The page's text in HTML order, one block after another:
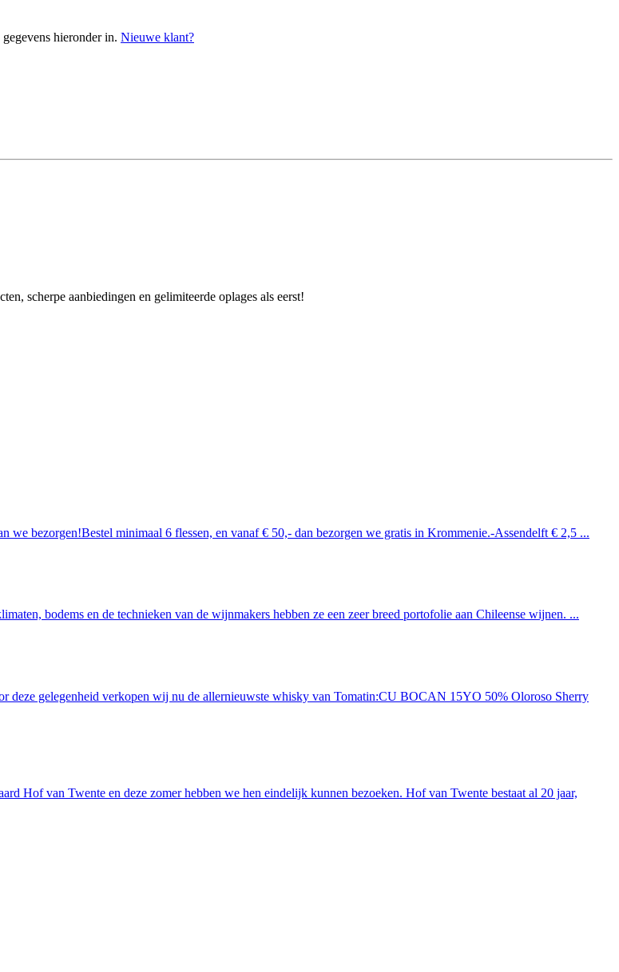
hieronder in. Nieuwe klant?
scherpe aanbiedingen en gelimiteerde oplages als eerst!
bezorgen!Bestel minimaal 6 flessen, en vanaf € 50,- dan bezorgen we gratis in Krommenie.-Assendelft € 2,5 ...
bodems en de technieken van de wijnmakers hebben ze een zeer breed portofolie aan Chileense wijnen. ...
gelegenheid verkopen wij nu de allernieuwste whisky van Tomatin:CU BOCAN 15YO 50% Oloroso Sherry
Hof van Twente en deze zomer hebben we hen eindelijk kunnen bezoeken. Hof van Twente bestaat al 20 jaar,